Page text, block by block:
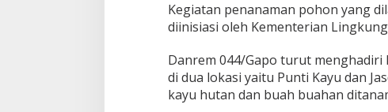
n
a
a
m
a
n
Kegiatan penanaman pohon yang
diinisiasi oleh Kementerian
Danrem 044/Gapo turut
di dua lokasi yaitu Punti Kayu dan
kayu hutan dan buah buahan